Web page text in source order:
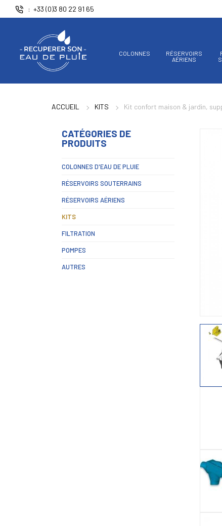
+33 (0)3 80 22 91 65
COLONNES
RÉSERVOIRS
AÉRIENS
ACCUEIL KITS Kit confort maison & jardin,
CATÉGORIES DE
PRODUITS
COLONNES D'EAU DE PLUIE
RÉSERVOIRS SOUTERRAINS
RÉSERVOIRS AÉRIENS
KITS
FILTRATION
POMPES
AUTRES
Panneau de gestion des cookies